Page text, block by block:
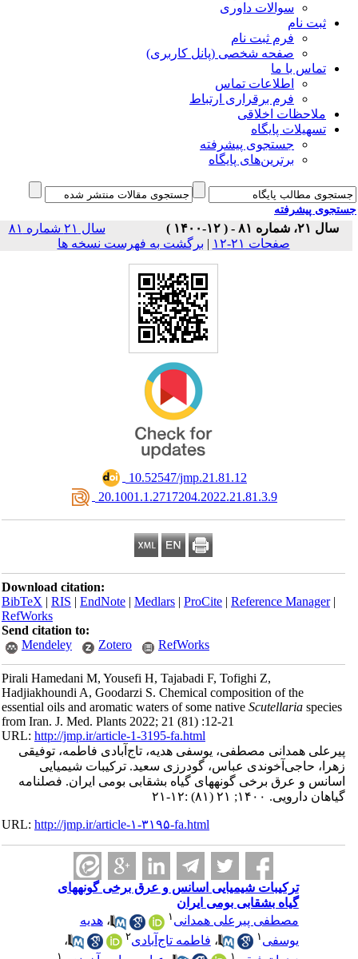
سوالات داوری
ثبت نام
فرم ثبت نام
صفحه شخصی (پانل کاربری)
تماس با ما
اطلاعات تماس
فرم برقراری ارتباط
ملاحظات اخلاقی
تسهیلات پایگاه
جستجوی پیشرفته
برترین‌های پایگاه
پیشرفته
سال ۲۱، شماره ۸۱ - ( ۱۲-۱۴۰۰ )
سال ۲۱ شماره ۸۱
صفحات ۲۱-۱۲
|برگشت به فهرست نسخه ها
‎ 10.52547/jmp.21.81.12
‎ 20.1001.1.2717204.2022.21.81.3.9
Download citation:
BibTeX|RIS|EndNote|Medlars|ProCite|Reference Manager
RefWorks
Send citation to:
Mendeley
Zotero RefWorks
Pirali Hamedani M, Yousefi H, Tajabadi F, Tofighi Z,
Hadjiakhoundi A, Goodarzi S. Chemical composition of the
essential oils and aromatic waters of some nativeScutellaria
from Iran. J. Med. Plants 2022; 21 (81) :12-21
URL:http://jmp.ir/article-1-3195-fa.html
همدانی مصطفی، یوسفی هدیه، تاج‌آبادی فاطمه، توفیقی
حاجی‌آخوندی عباس، گودرزی سعید. ترکیبات شیمیایی
اسانس و عرق برخی گونه‎های گیاه بشقابی بومی ایران. فصلنامه
دارویی. ۱۴۰۰; ۲۱ (۸۱) :۱۲-۲۱
URL:http://jmp.ir/article-۱-۳۱۹۵-fa.html
ترکیبات شیمیایی اسانس و عرق برخی گونه‎های
گیاه بشقابی بومی ایران
مصطفی پیرعلی همدانی۱ ،هدیه
یوسفی ۱ ،فاطمه تاج‌آبادی۲
،
۱ ۱